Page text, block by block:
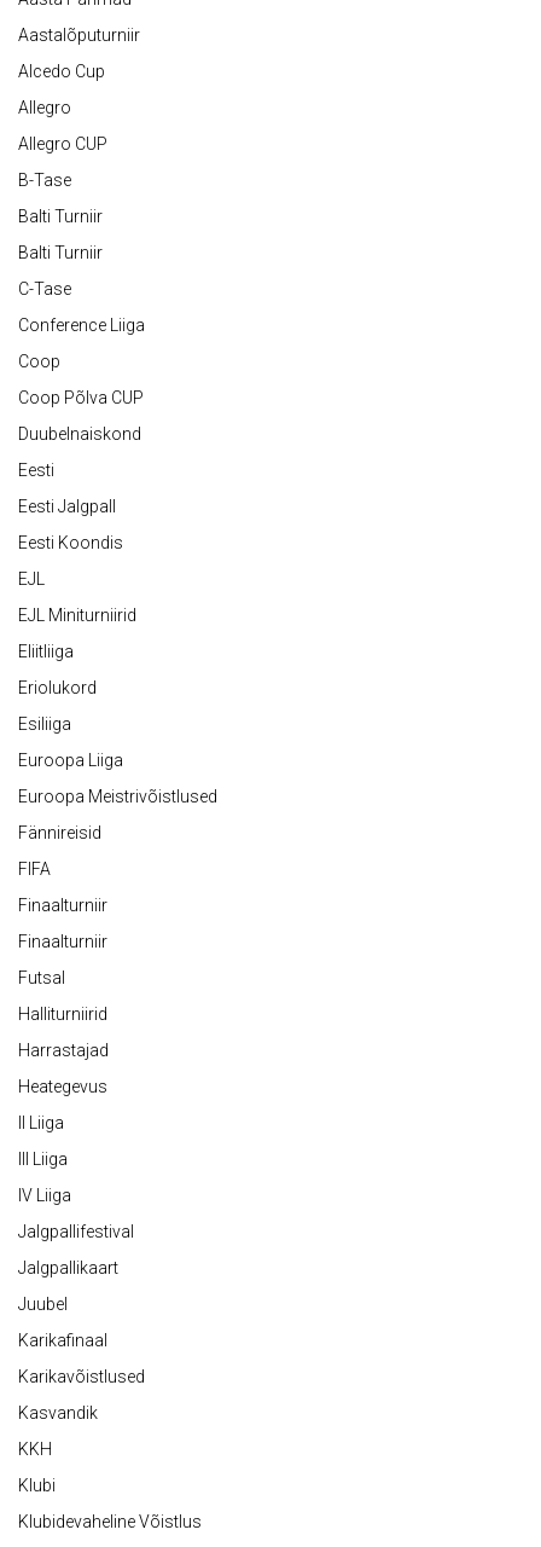
Aastalõputurniir
Alcedo Cup
Allegro
Allegro CUP
B-Tase
Balti Turniir
Balti Turniir
C-Tase
Conference Liiga
Coop
Coop Põlva CUP
Duubelnaiskond
Eesti
Eesti Jalgpall
Eesti Koondis
EJL
EJL Miniturniirid
Eliitliiga
Eriolukord
Esiliiga
Euroopa Liiga
Euroopa Meistrivõistlused
Fännireisid
FIFA
Finaalturniir
Finaalturniir
Futsal
Halliturniirid
Harrastajad
Heategevus
II Liiga
III Liiga
IV Liiga
Jalgpallifestival
Jalgpallikaart
Juubel
Karikafinaal
Karikavõistlused
Kasvandik
KKH
Klubi
Klubidevaheline Võistlus